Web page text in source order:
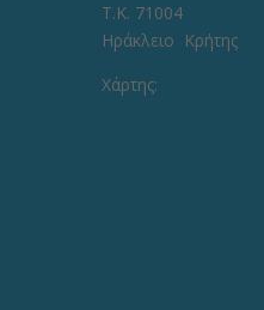
Τ.Κ. 71004
Ηράκλειο Κρήτης
Χάρτης: